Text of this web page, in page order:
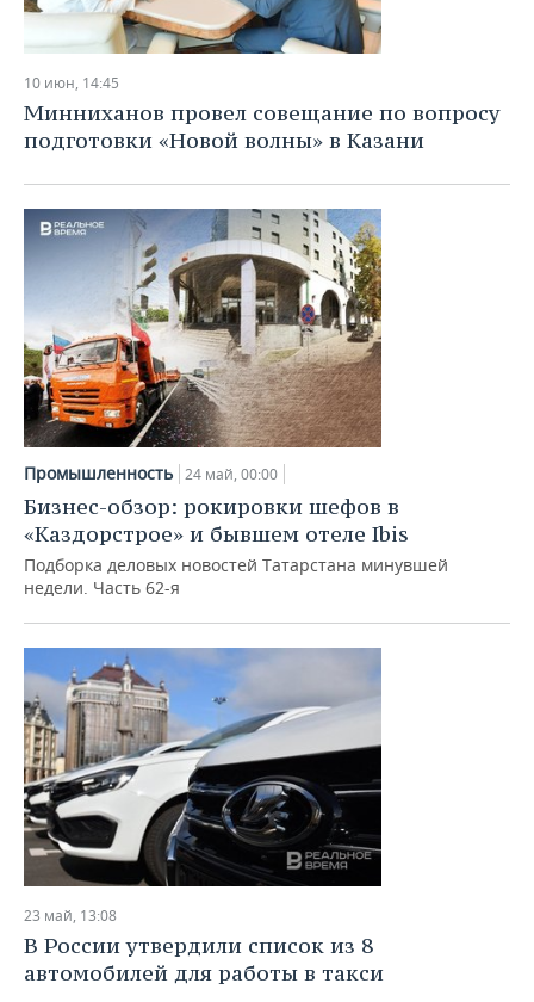
10 июн, 14:45
Минниханов провел совещание по вопросу
подготовки «Новой волны» в Казани
Промышленность 24 май, 00:00
Бизнес-обзор: рокировки шефов в
«Каздорстрое» и бывшем отеле Ibis
Подборка деловых новостей Татарстана минувшей
недели. Часть 62-я
23 май, 13:08
В России утвердили список из 8
автомобилей для работы в такси